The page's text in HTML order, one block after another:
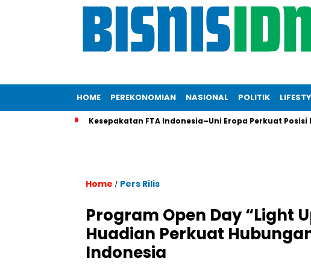
HOME PEREKONOMIAN NASIONAL POLITIK
Kesepakatan FTA Indonesia–Uni Eropa Perkuat Posisi
Home / Pers Rilis
Program Open Day “Light
Huadian Perkuat
Indonesia